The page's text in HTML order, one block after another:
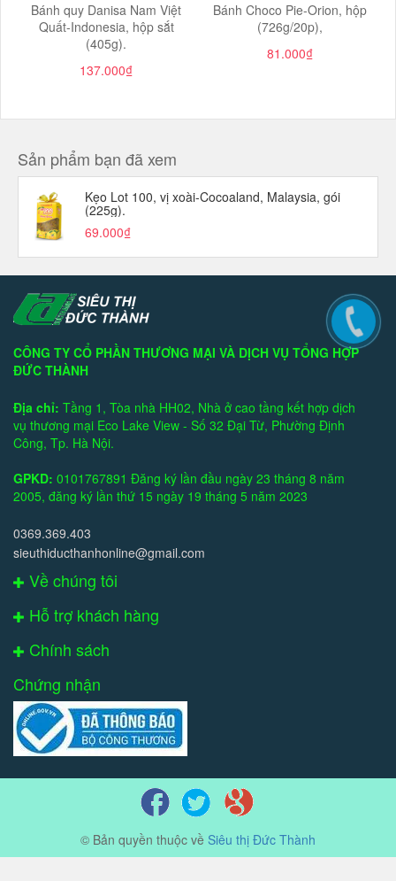
Bánh quy Danisa Nam Việt
Quất-Indonesia, hộp sắt
(405g).
137.000₫
Bánh Choco Pie-Orion, hộp
(726g/20p),
81.000₫
Sản phẩm bạn đã xem
Kẹo Lot 100, vị xoài-Cocoaland, Malaysia, gói
(225g).
69.000₫
CÔNG TY CỔ PHẦN THƯƠNG MẠI VÀ DỊCH VỤ TỔNG HỢP
ĐỨC THÀNH
Địa chỉ: Tầng 1, Tòa nhà HH02, Nhà ở cao tầng kết hợp dịch
vụ thương mại Eco Lake View - Số 32 Đại Từ, Phường Định
Công, Tp. Hà Nội.
GPKD: 0101767891 Đăng ký lần đầu ngày 23 tháng 8 năm
2005, đăng ký lần thứ 15 ngày 19 tháng 5 năm 2023
0369.369.403
sieuthiducthanhonline@gmail.com
Về chúng tôi
Hỗ trợ khách hàng
Chính sách
Chứng nhận
© Bản quyền thuộc về Siêu thị Đức Thành